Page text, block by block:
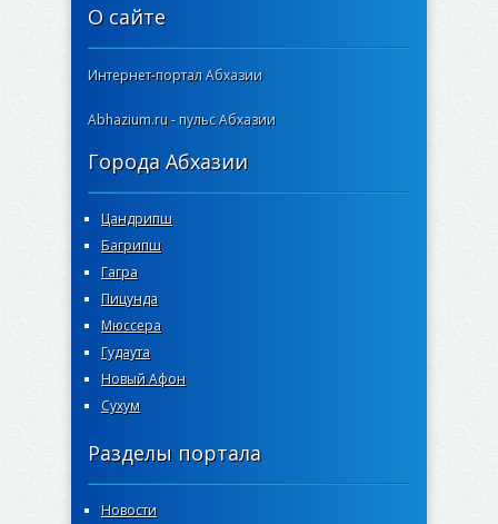
О сайте
Интернет-портал Абхазии
Abhazium.ru - пульс Абхазии
Города Абхазии
Цандрипш
Багрипш
Гагра
Пицунда
Мюссера
Гудаута
Новый Афон
Сухум
Разделы портала
Новости